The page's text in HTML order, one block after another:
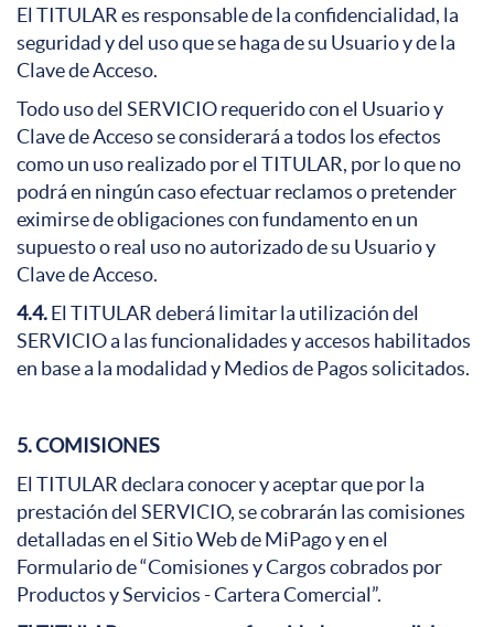
El TITULAR es responsable de la confidencialidad, la
seguridad y del uso que se haga de su Usuario y de la
Clave de Acceso.
Todo uso del SERVICIO requerido con el Usuario y
Clave de Acceso se considerará a todos los efectos
como un uso realizado por el TITULAR, por lo que no
podrá en ningún caso efectuar reclamos o pretender
eximirse de obligaciones con fundamento en un
supuesto o real uso no autorizado de su Usuario y
Clave de Acceso.
4.4.El TITULAR deberá limitar la utilización del
SERVICIO a las funcionalidades y accesos habilitados
en base a la modalidad y Medios de Pagos solicitados.
5. COMISIONES
El TITULAR declara conocer y aceptar que por la
prestación del SERVICIO, se cobrarán las comisiones
detalladas en el Sitio Web de MiPago y en el
Formulario de “Comisiones y Cargos cobrados por
Productos y Servicios - Cartera Comercial”.